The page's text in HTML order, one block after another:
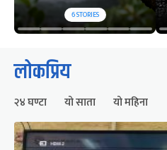
6STORIES
लोकप्रिय
२४ घण्टा यो साता यो महिना